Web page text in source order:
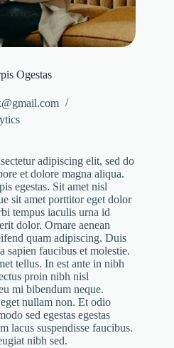
Ogestas
adipiscing elit, sed do
et dolore magna aliqua.
egestas. Sit amet nisl
sit amet porttitor eget dolor
tempus iaculis urna id
dolor. Ornare aenean
quam adipiscing. Duis
sapien faucibus et molestie.
tellus. In est ante in nibh
proin nibh nisl
mi bibendum neque.
nullam non. Et odio
sed egestas egestas
lacus suspendisse faucibus.
nibh sed.